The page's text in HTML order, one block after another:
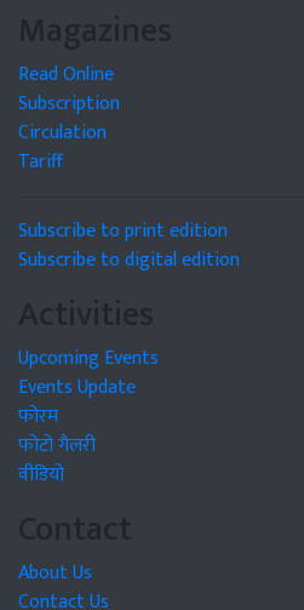
Magazines
Read Online
Subscription
Circulation
Tariff
Subscribe to print edition
Subscribe to digital edition
Activities
Upcoming Events
Events Update
फोरम
फोटो गैलरी
वीडियो
Contact
About Us
Contact Us